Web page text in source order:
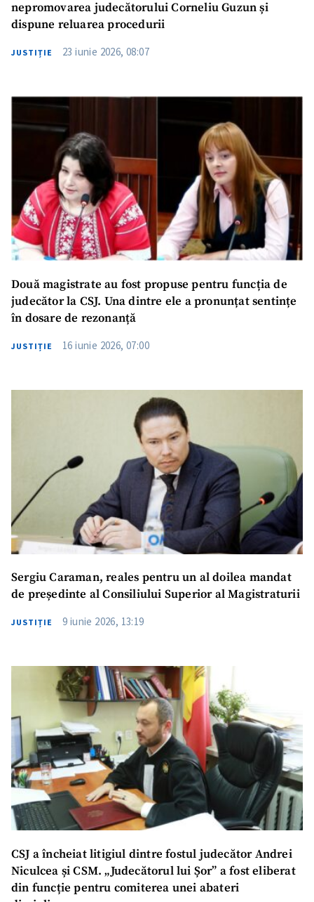
nepromovarea judecătorului Corneliu Guzun și
dispune reluarea procedurii
JUSTIȚIE 23 iunie 2026, 08:07
Două magistrate au fost propuse pentru funcția de
judecător la CSJ. Una dintre ele a pronunțat sentințe
în dosare de rezonanță
JUSTIȚIE 16 iunie 2026, 07:00
Sergiu Caraman, reales pentru un al doilea mandat
de președinte al Consiliului Superior al Magistraturii
JUSTIȚIE 9 iunie 2026, 13:19
CSJ a încheiat litigiul dintre fostul judecător Andrei
Niculcea și CSM. „Judecătorul lui Șor” a fost eliberat
din funcție pentru comiterea unei abateri